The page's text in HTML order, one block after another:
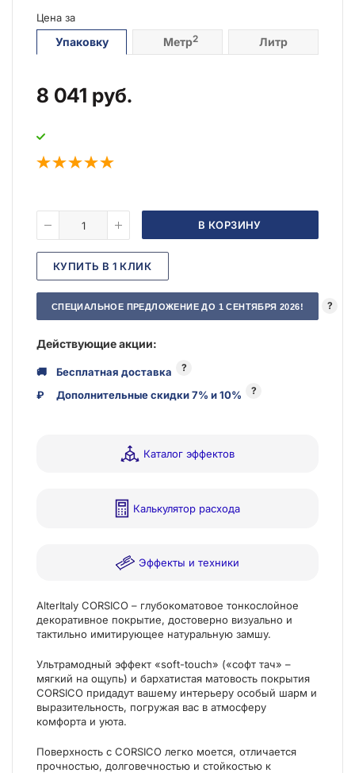
Цена за
Упаковку Метр2 Литр
8 041 руб.
В КОРЗИНУ
КУПИТЬ В 1 КЛИК
СПЕЦИАЛЬНОЕ ПРЕДЛОЖЕНИЕ ДО 1 СЕНТЯБРЯ 2026! ?
Действующие акции:
🚚 Бесплатная доставка ?
₽ Дополнительные скидки 7% и 10% ?
Каталог эффектов
Калькулятор расхода
Эффекты и техники
AlterItaly CORSICO – глубокоматовое тонкослойное
декоративное покрытие, достоверно визуально и
тактильно имитирующее натуральную замшу.
Ультрамодный эффект «soft-touch» («софт тач» –
мягкий на ощупь) и бархатистая матовость покрытия
CORSICO придадут вашему интерьеру особый шарм и
выразительность, погружая вас в атмосферу
комфорта и уюта.
Поверхность с CORSICO легко моется, отличается
прочностью, долговечностью и стойкостью к